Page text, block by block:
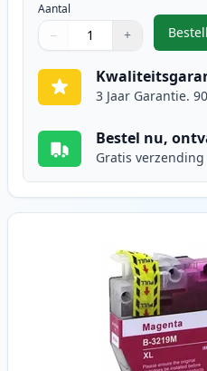
Aantal
Gebruik de knoppen om
− +
1 ,
3 Jaar Garantie.
Bestel nu,
Gratis